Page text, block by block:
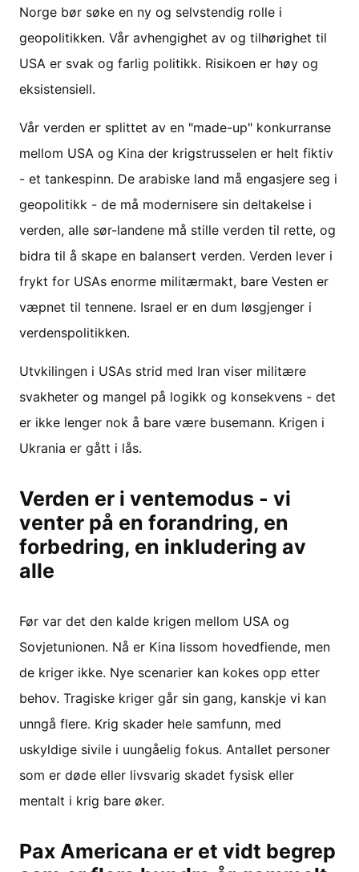
Norge bør søke en ny og selvstendig rolle i
geopolitikken. Vår avhengighet av og tilhørighet til
USA er svak og farlig politikk. Risikoen er høy og
eksistensiell.
Vår verden er splittet av en "made-up" konkurranse
mellom USA og Kina der krigstrusselen er helt fiktiv
- et tankespinn. De arabiske land må engasjere seg i
geopolitikk - de må modernisere sin deltakelse i
verden, alle sør-landene må stille verden til rette, og
bidra til å skape en balansert verden. Verden lever i
frykt for USAs enorme militærmakt, bare Vesten er
væpnet til tennene. Israel er en dum løsgjenger i
verdenspolitikken.
Utvkilingen i USAs strid med Iran viser militære
svakheter og mangel på logikk og konsekvens - det
er ikke lenger nok å bare være busemann. Krigen i
Ukrania er gått i lås.
Verden er i ventemodus - vi
venter på en forandring, en
forbedring, en inkludering av
alle
Før var det den kalde krigen mellom USA og
Sovjetunionen. Nå er Kina lissom hovedfiende, men
de kriger ikke. Nye scenarier kan kokes opp etter
behov. Tragiske kriger går sin gang, kanskje vi kan
unngå flere. Krig skader hele samfunn, med
uskyldige sivile i uungåelig fokus. Antallet personer
som er døde eller livsvarig skadet fysisk eller
mentalt i krig bare øker.
Pax Americana er et vidt begrep